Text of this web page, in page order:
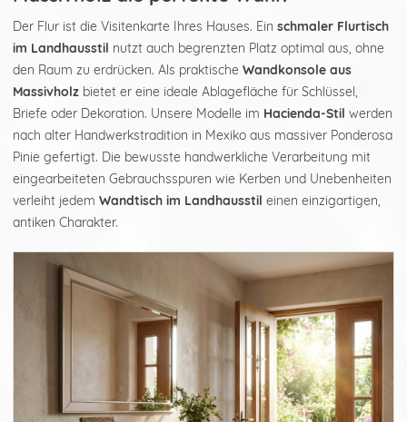
Der Flur ist die Visitenkarte Ihres Hauses. Ein schmaler Flurtisch
im Landhausstil nutzt auch begrenzten Platz optimal aus, ohne
den Raum zu erdrücken. Als praktische Wandkonsole aus
Massivholz bietet er eine ideale Ablagefläche für Schlüssel,
Briefe oder Dekoration. Unsere Modelle im Hacienda-Stil werden
nach alter Handwerkstradition in Mexiko aus massiver Ponderosa
Pinie gefertigt. Die bewusste handwerkliche Verarbeitung mit
eingearbeiteten Gebrauchsspuren wie Kerben und Unebenheiten
verleiht jedem Wandtisch im Landhausstil einen einzigartigen,
antiken Charakter.